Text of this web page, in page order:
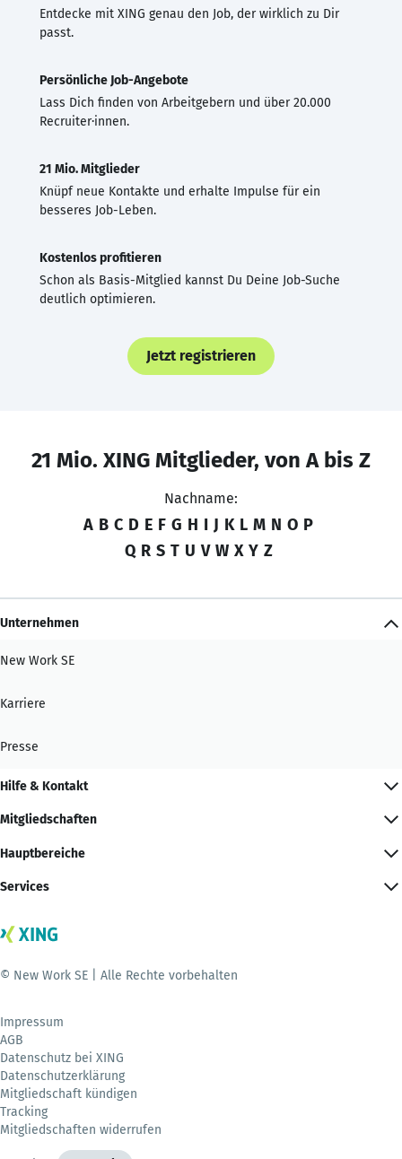
Entdecke mit XING genau den Job, der wirklich zu Dir
passt.
Persönliche Job-Angebote
Lass Dich finden von Arbeitgebern und über 20.000
Recruiter·innen.
21 Mio. Mitglieder
Knüpf neue Kontakte und erhalte Impulse für ein
besseres Job-Leben.
Kostenlos profitieren
Schon als Basis-Mitglied kannst Du Deine Job-Suche
deutlich optimieren.
Jetzt registrieren
21 Mio. XING Mitglieder, von A bis Z
Nachname:
A B C D E F G H I J K L M N O P
Q R S T U V W X Y Z
Unternehmen
New Work SE
Karriere
Presse
Hilfe & Kontakt
Mitgliedschaften
Hauptbereiche
Services
© New Work SE | Alle Rechte vorbehalten
Impressum
AGB
Datenschutz bei XING
Datenschutzerklärung
Mitgliedschaft kündigen
Tracking
Mitgliedschaften widerrufen